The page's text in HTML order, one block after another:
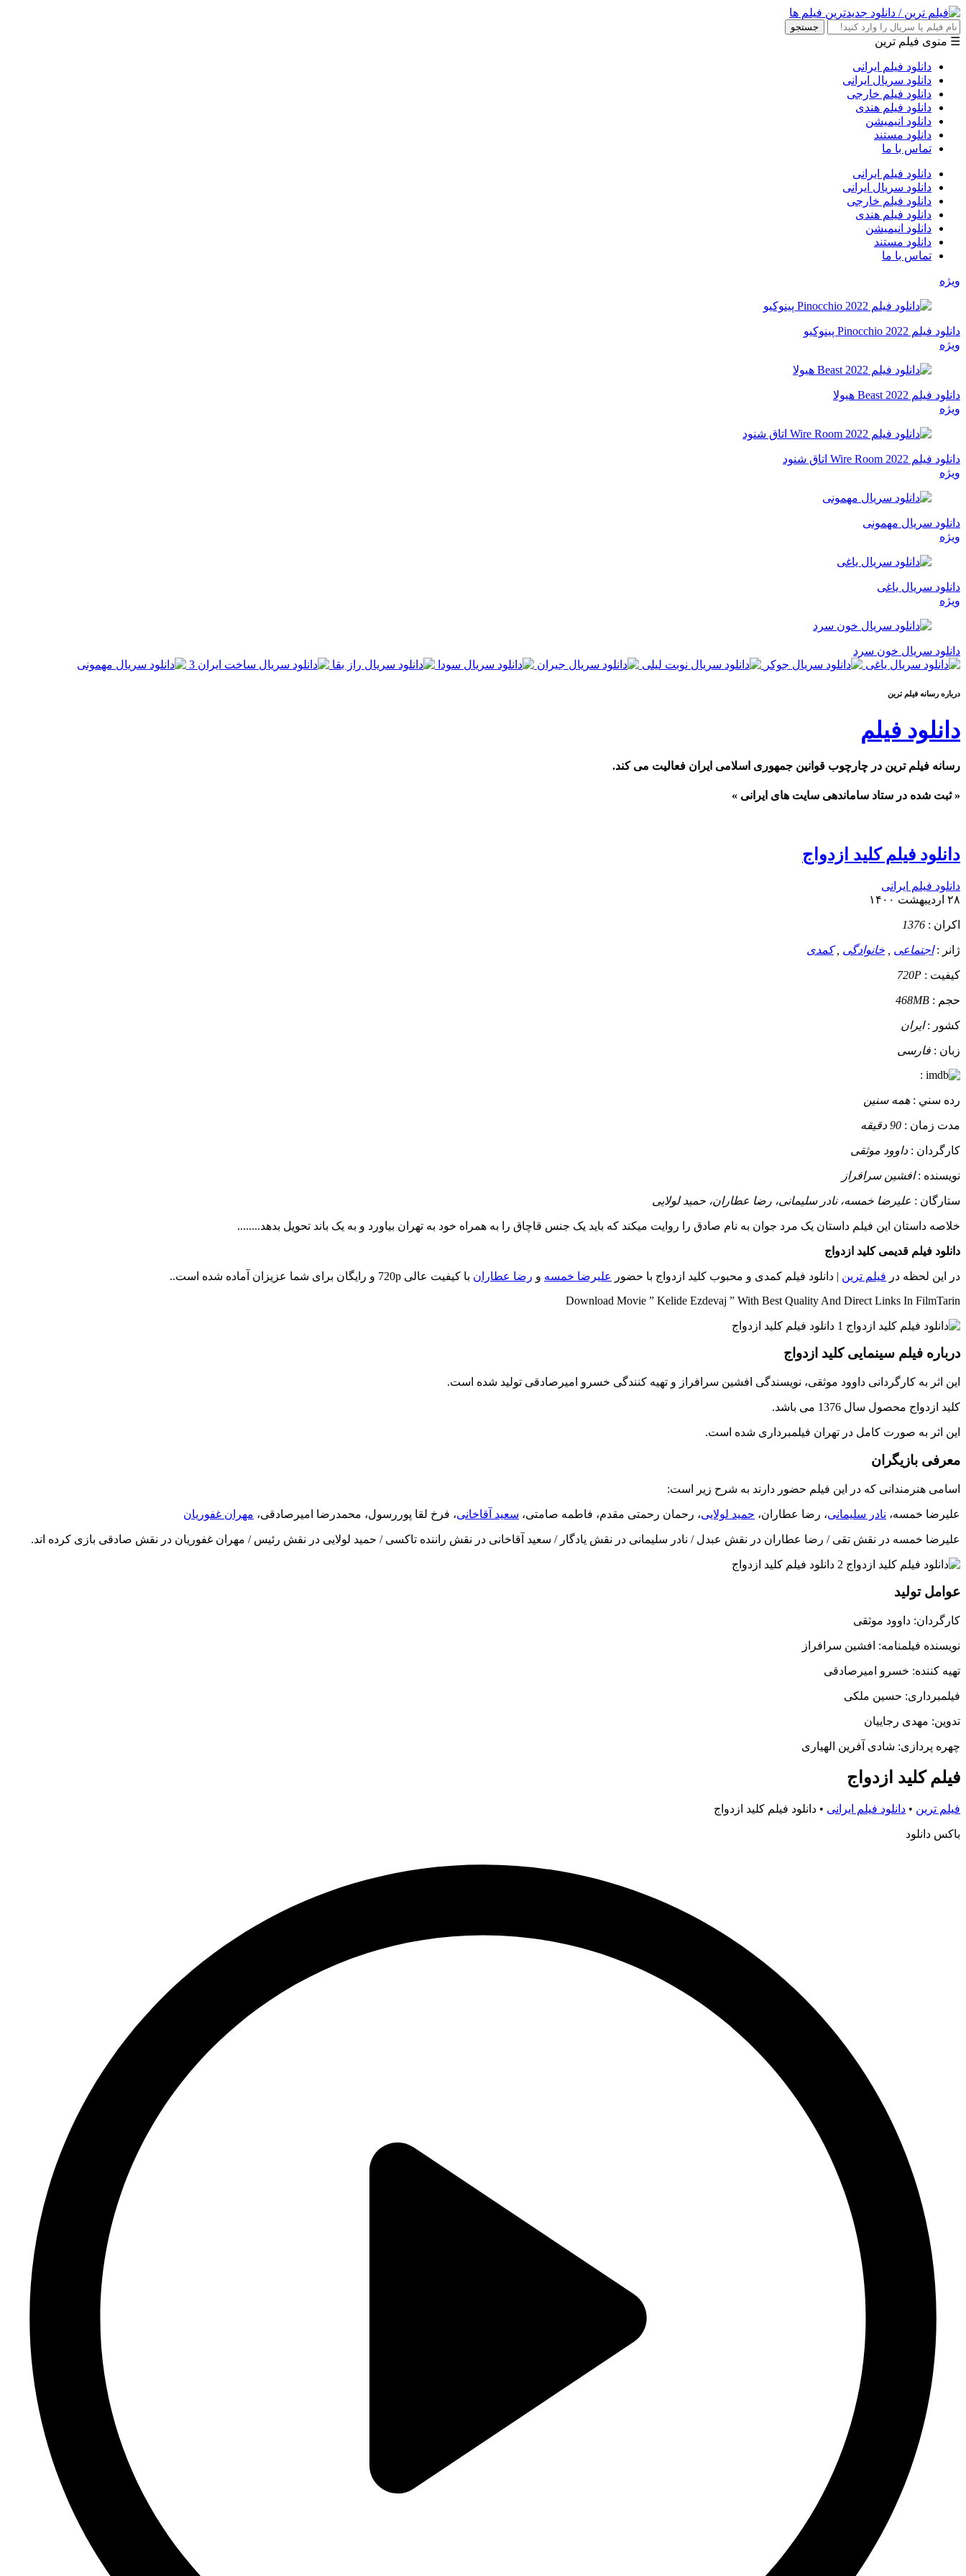
جستجو
☰ منوی فیلم ترین
دانلود فیلم ایرانی
دانلود سریال ایرانی
دانلود فیلم خارجی
دانلود فیلم هندی
دانلود انیمیشن
دانلود مستند
تماس با ما
دانلود فیلم ایرانی
دانلود سریال ایرانی
دانلود فیلم خارجی
دانلود فیلم هندی
دانلود انیمیشن
دانلود مستند
تماس با ما
ویژه
دانلود فیلم Pinocchio 2022 پینوکیو
ویژه
دانلود فیلم Beast 2022 هیولا
ویژه
دانلود فیلم Wire Room 2022 اتاق شنود
ویژه
دانلود سریال مهمونی
ویژه
دانلود سریال یاغی
ویژه
دانلود سریال خون سرد
درباره رسانه فيلم ترين
دانلود فیلم
رسانه فیلم ترین در چارچوب قوانین جمهوری اسلامی ایران فعالیت می کند.
« ثبت شده در ستاد ساماندهی سایت های ایرانی »
دانلود فیلم کلید ازدواج
دانلود فیلم ایرانی
۲۸ اردیبهشت ۱۴۰۰
اکران : 1376
ژانر :اجتماعی خانوادگی ,کمدی
کيفيت : 720P
حجم : 468MB
کشور :ایران
زبان : فارسی
:
رده سني : همه سنین
مدت زمان : 90 دقیقه
کارگردان : داوود موثقی
نويسنده :افشین سرافراز
ستارگان : علیرضا خمسه، نادر سلیمانی، رضا عطاران، حمید لولایی
خلاصه داستان این فیلم داستان یک مرد جوان به نام صادق را روایت میکند که باید یک جنس قاچاق را به همراه خود به تهران بیاورد و به یک باند تحویل بدهد........
دانلود فیلم قدیمی کلید ازدواج
در این لحظه در فیلم ترین | دانلود فیلم کمدی و محبوب کلید ازدواج با حضور علیرضا خمسه و رضا عطاران با کیفیت عالی 720p و رایگان برای شما عزیزان آماده شده است..
Download Movie ” Kelide Ezdevaj ” With Best Quality And Direct Links In FilmTarin
درباره فیلم سینمایی کلید ازدواج
این اثر به کارگردانی داوود موثقی، نویسندگی افشین سرافراز و تهیه کنندگی خسرو امیرصادقی تولید شده است.
کلید ازدواج محصول سال 1376 می باشد.
این اثر به صورت کامل در تهران فیلمبرداری شده است.
معرفی بازیگران
اسامی هنرمندانی که در این فیلم حضور دارند به شرح زیر است:
علیرضا خمسه، نادر سلیمانی، رضا عطاران، حمید لولایی، رحمان رحمتی مقدم، فاطمه صامتی، سعید آقاخانی، فرخ لقا پوررسول، محمدرضا امیرصادقی، مهران غفوریان
علیرضا خمسه در نقش تقی / رضا عطاران در نقش عبدل / نادر سلیمانی در نقش یادگار / سعید آقاخانی در نقش راننده تاکسی / حمید لولایی در نقش رئیس / مهران غفوریان در نقش صادقی بازی کرده اند.
عوامل تولید
کارگردان: داوود موثقی
نویسنده فیلمنامه: افشین سرافراز
تهیه کننده: خسرو امیرصادقی
فیلمبرداری: حسین ملکی
تدوین: مهدی رجاییان
چهره پردازی: شادی آفرین الهیاری
فیلم کلید ازدواج
فیلم ترین • دانلود فیلم ایرانی • دانلود فیلم کلید ازدواج
باکس دانلود